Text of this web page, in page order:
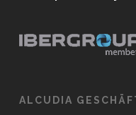
ALCUDIA